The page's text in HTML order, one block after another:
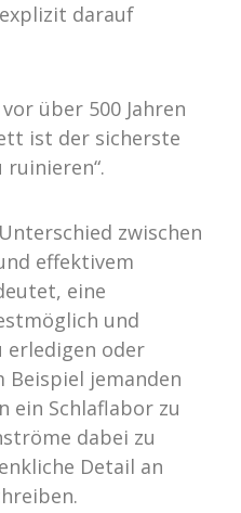
darauf
über 500 Jahren
ist der sicherste
ruinieren“.
zwischen
effektivem
eine
und
erledigen oder
Beispiel jemanden
ein Schlaflabor zu
dabei zu
Detail an